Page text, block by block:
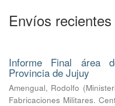
Envíos recientes
Informe Final área
Provincia de Jujuy
Amengual, Rodolfo (
Fabricaciones Militares.